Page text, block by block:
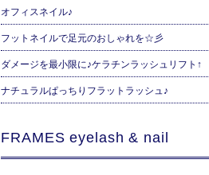
オフィスネイル♪
フットネイルで足元のおしゃれを☆彡
ダメージを最小限に♪ケラチンラッシュリフト↑
ナチュラルぱっちりフラットラッシュ♪
FRAMES eyelash & nail